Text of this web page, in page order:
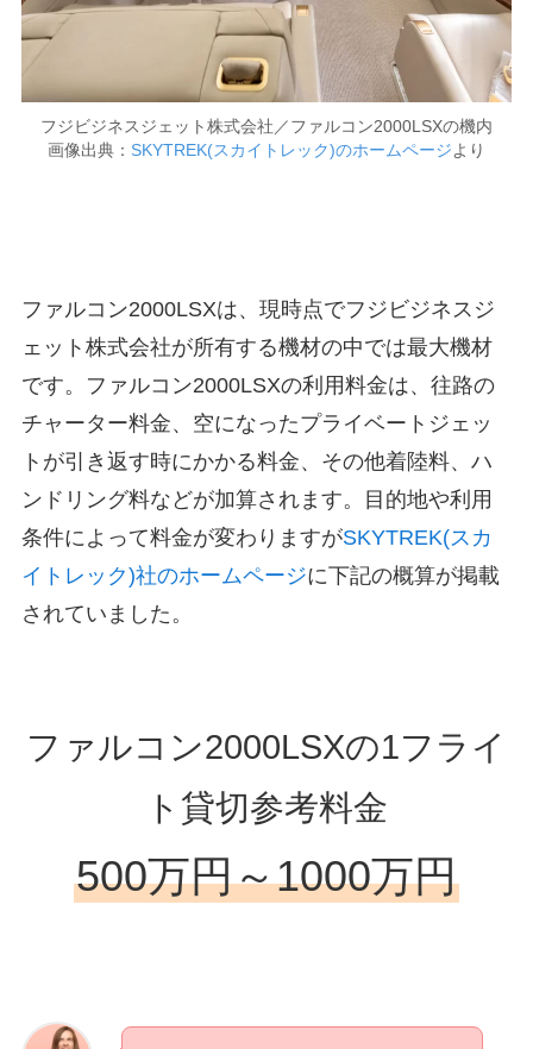
フジビジネスジェット株式会社／ファルコン2000LSXの機内
画像出典： SKYTREK(スカイトレック)のホームページより
ファルコン2000LSXは、現時点でフジビジネスジ
ェット株式会社が所有する機材の中では最大機材
です。ファルコン2000LSXの利用料金は、往路の
チャーター料金、空になったプライベートジェッ
トが引き返す時にかかる料金、その他着陸料、ハ
ンドリング料などが加算されます。目的地や利用
条件によって料金が変わりますがSKYTREK(スカ
イトレック)社のホームページに下記の概算が掲載
されていました。
ファルコン2000LSXの1フライ
ト貸切参考料金
500万円～1000万円